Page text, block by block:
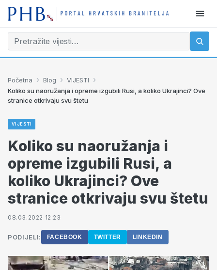
Početna › Blog › VIJESTI ›
Koliko su naoružanja i opreme izgubili Rusi, a koliko Ukrajinci? Ove
stranice otkrivaju svu štetu
VIJESTI
Koliko su naoružanja i
opreme izgubili Rusi, a
koliko Ukrajinci? Ove
stranice otkrivaju svu štetu
08.03.2022 12:23
PODIJELI: FACEBOOK TWITTER LINKEDIN